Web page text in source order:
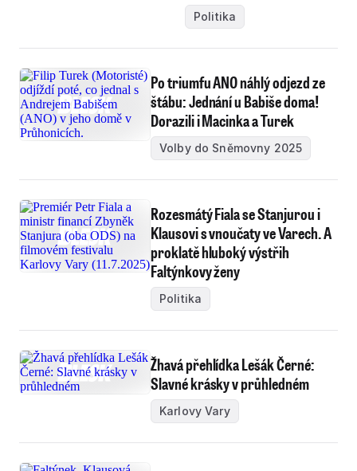
Politika
Po triumfu ANO náhlý odjezd ze
štábu: Jednání u Babiše doma!
Dorazili i Macinka a Turek
Volby do Sněmovny 2025
Rozesmátý Fiala se Stanjurou i
Klausovi s vnoučaty ve Varech. A
proklatě hluboký výstřih
Faltýnkovy ženy
Politika
Žhavá přehlídka Lešák Černé:
Slavné krásky v průhledném
Karlovy Vary